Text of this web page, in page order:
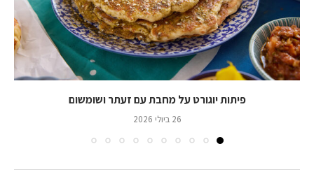
פיתות יוגורט על מחבת עם זעתר ושומשום
26 ביולי 2026